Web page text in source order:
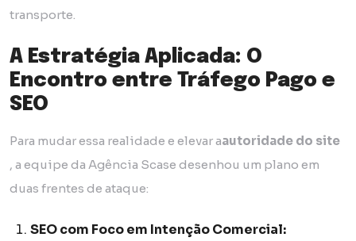
transporte.
A Estratégia Aplicada: O
Encontro entre Tráfego Pago e
SEO
Para mudar essa realidade e elevar aautoridade do site
, a equipe da Agência Scase desenhou um plano em
duas frentes de ataque:
SEO com Foco em Intenção Comercial: